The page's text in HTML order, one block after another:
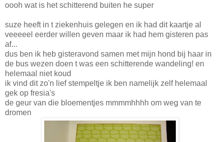
oooh wat is het schitterend buiten he super
suze heeft in t ziekenhuis gelegen en ik had dit kaartje al
veeeeel eerder willen geven maar ik had hem gisteren pas
af...
dus ben ik heb gisteravond samen met mijn hond bij haar in
de bus wezen doen t was een schitterende wandeling! en
helemaal niet koud
ik vind dit zo'n lief stempeltje ik ben namelijk zelf helemaal
gek op fresia's
de geur van die bloementjes mmmmhhhh om weg van te
dromen